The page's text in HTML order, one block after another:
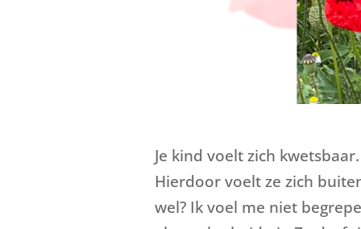
Je kind voelt zich
Hierdoor voelt ze zich
wel? Ik voel me niet